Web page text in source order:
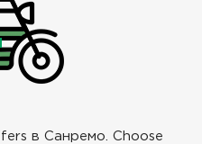
в Санремо. Choose